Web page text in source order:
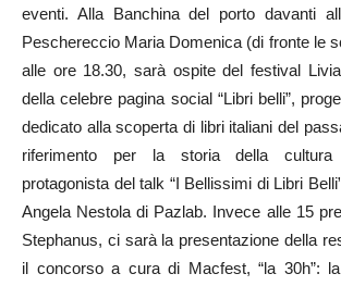
eventi. Alla Banchina del porto davanti
Peschereccio Maria Domenica (di fronte le
alle ore 18.30, sarà ospite del festival
della celebre pagina social “Libri belli”,
dedicato alla scoperta di libri italiani del
riferimento per la storia della cultura
protagonista del talk “I Bellissimi di Libri
Angela Nestola di Pazlab. Invece alle 15
Stephanus, ci sarà la presentazione della
il concorso a cura di Macfest, “la 30h”: